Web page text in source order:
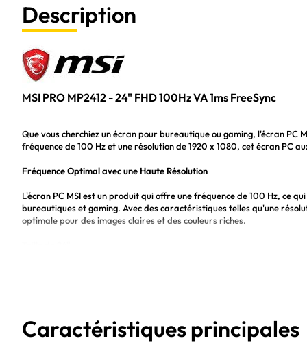
Description
MSI PRO MP2412 - 24" FHD 100Hz VA 1ms FreeSync
Que vous cherchiez un écran pour bureautique ou gaming, l'écran PC
fréquence de 100 Hz et une résolution de 1920 x 1080, cet écran PC
Fréquence Optimal avec une Haute Résolution
L'écran PC MSI est un produit qui offre une fréquence de 100 Hz, ce
bureautiques et gaming. Avec des caractéristiques telles qu'une
optimale pour des images claires et des couleurs riches.
La taille de 24" de cet écran PC MSI fait de lui une solution parfaite si
pour visionner des films, des séries ou jouer. Sa taille permet à ses
Utilisation Bureautique et pour le Gaming
Caractéristiques principales